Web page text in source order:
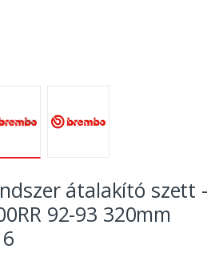
átalakító szett -
92-93 320mm